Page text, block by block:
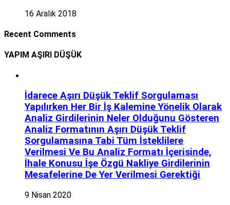
16 Aralık 2018
Recent Comments
YAPIM AŞIRI DÜŞÜK
İdarece Aşırı Düşük Teklif Sorgulaması
Yapılırken Her Bir İş Kalemine Yönelik Olarak
Analiz Girdilerinin Neler Olduğunu Gösteren
Analiz Formatının Aşırı Düşük Teklif
Sorgulamasına Tabi Tüm İsteklilere
Verilmesi Ve Bu Analiz Formatı İçerisinde,
İhale Konusu İşe Özgü Nakliye Girdilerinin
Mesafelerine De Yer Verilmesi Gerektiği
9 Nisan 2020